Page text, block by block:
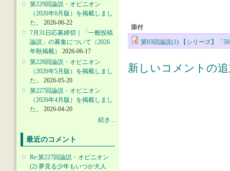
第229回論説・オピニオン
（2026年6月版）を掲載しまし
た。
2026-06-22
7月31日応募締切｜「一般投稿
論説」の募集について（2026
年秋掲載）
2026-06-17
第228回論説・オピニオン
（2026年5月版）を掲載しまし
た。
2026-05-20
第227回論説・オピニオン
（2026年4月版）を掲載しまし
た。
2026-04-20
続き...
最近のコメント
Re:第227回論説・オピニオン
(2) 夢見る少年もいつか大人
添付
第93回論説(1) 【シリーズ】「
新しいコメントの